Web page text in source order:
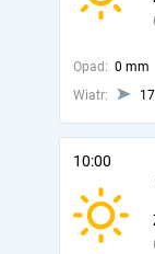
Opad: 0 mm
Wiatr:
10:00